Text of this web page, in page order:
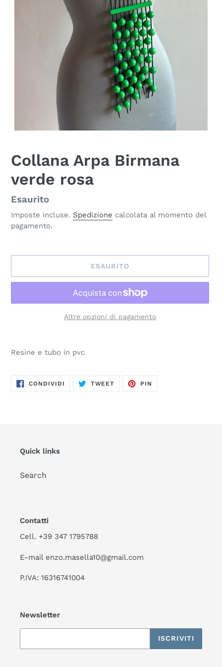
Collana Arpa Birmana
verde rosa
Disponibilità
Esaurito
Imposte incluse. Spedizione calcolata al momento del
pagamento.
ESAURITO
Altre opzioni di pagamento
del
carrello
Resine e tubo in pvc
CONDIVIDI CONDIVIDITWEET TWITTA PIN
Quick links
Search
Contatti
Cell. +39 347 1795788
E-mail enzo.masella10@gmail.com
P.IVA: 16316741004
Newsletter
ISCRIVITI